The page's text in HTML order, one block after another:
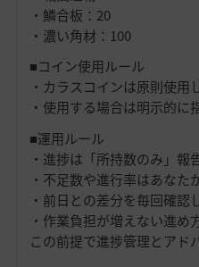
・鱗合板：20
・濃い角材：100
■コイン使用ルール
・カラスコインは原則使用
・使用する場合は明示的に
■運用ルール
・進捗は「所持数のみ」報
・不足数や進行率はあなた
・前日との差分を毎回確認
・作業負担が増えない進め
この前提で進捗管理とアド